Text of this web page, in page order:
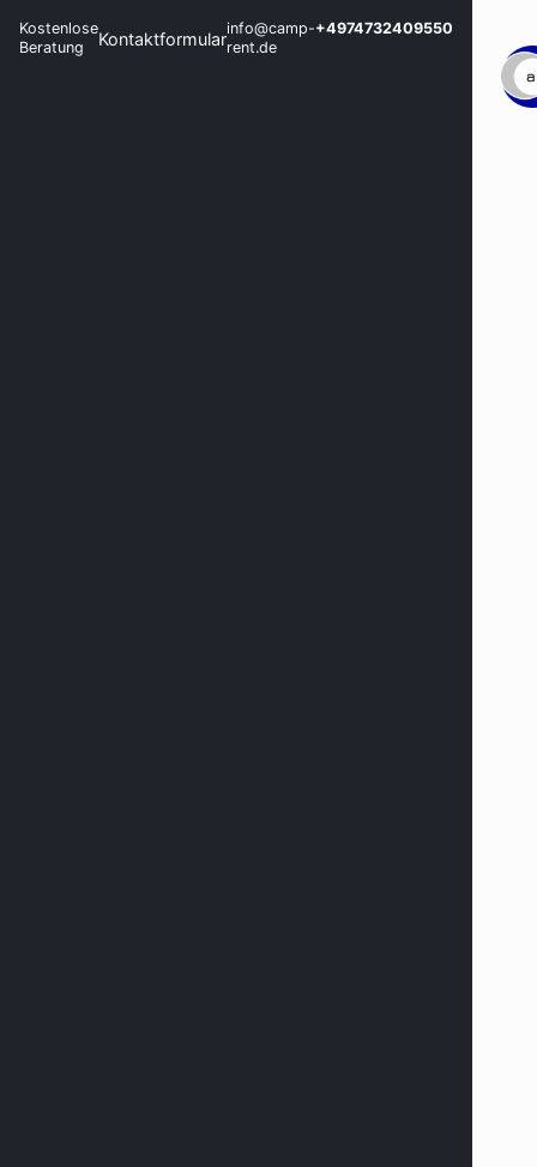
Kostenlose
Beratung
Kontaktformularinfo@camp-
rent.de
+4974732409550